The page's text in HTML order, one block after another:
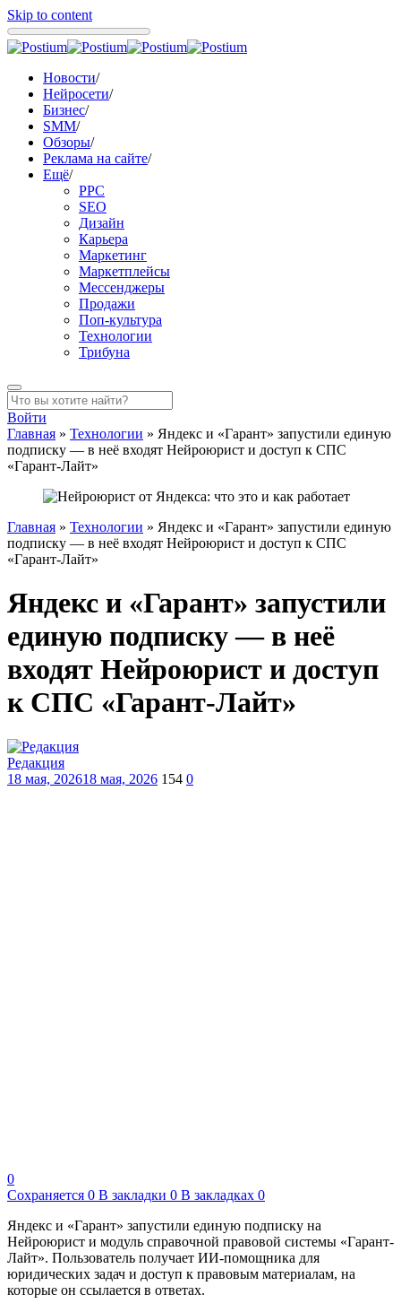
Skip to content
Новости/
Нейросети/
Бизнес/
SMM/
Обзоры/
Реклама на сайте/
Ещё/
PPC
SEO
Дизайн
Карьера
Маркетинг
Маркетплейсы
Мессенджеры
Продажи
Поп-культура
Технологии
Трибуна
Войти
Главная » Технологии » Яндекс и «Гарант» запустили единую
подписку — в неё входят Нейроюрист и доступ к СПС
«Гарант-Лайт»
Главная » Технологии » Яндекс и «Гарант» запустили единую
подписку — в неё входят Нейроюрист и доступ к СПС
«Гарант-Лайт»
Яндекс и «Гарант» запустили
единую подписку — в неё
входят Нейроюрист и доступ
к СПС «Гарант-Лайт»
Редакция
18 мая, 202618 мая, 2026 154 0
0
Сохраняется 0 В закладки 0 В закладках 0
Яндекс и «Гарант» запустили единую подписку на
Нейроюрист и модуль справочной правовой системы «Гарант-
Лайт». Пользователь получает ИИ-помощника для
юридических задач и доступ к правовым материалам, на
которые он ссылается в ответах.